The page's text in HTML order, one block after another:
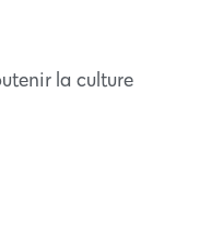
la culture